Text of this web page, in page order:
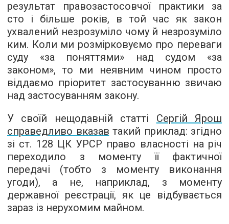
результат правозастосовчої практики за
сто і більше років, в той час як закон
ухвалений незрозуміло чому й незрозуміло
ким. Коли ми розмірковуємо про переваги
суду «за поняттями» над судом «за
законом», то ми неявним чином просто
віддаємо пріоритет застосуванню звичаю
над застосуванням закону.
У своїй нещодавній статті Сергій Ярош
справедливо вказав такий приклад: згідно
зі ст. 128 ЦК УРСР право власності на річ
переходило з моменту її фактичної
передачі (тобто з моменту виконання
угоди), а не, наприклад, з моменту
державної реєстрації, як це відбувається
зараз із нерухомим майном.